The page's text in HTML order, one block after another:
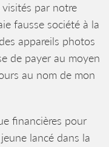
par notre
fausse société à la
appareils photos
de payer au moyen
au nom de mon
financières pour
lancé dans la